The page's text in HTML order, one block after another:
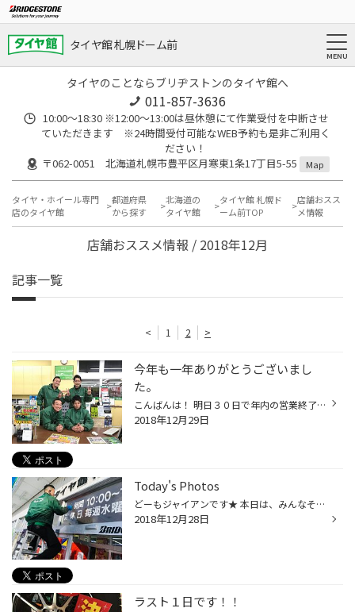
タイヤ館 札幌ドーム前
タイヤのことならブリヂストンのタイヤ館へ
011-857-3636
10:00～18:30 ※12:00～13:00は昼休憩にて作業受付を中断させ
ていただきます ※24時間受付可能なWEB予約も是非ご利用く
ださい！
〒062-0051 北海道札幌市豊平区月寒東1条17丁目5-55
Map
タイヤ・ホイール専門
店のタイヤ館
都道府県
から探す
北海道の
タイヤ館
タイヤ館 札幌ド
ーム前TOP
店舗おスス
メ情報
店舗おススメ情報 / 2018年12月
記事一覧
< 1 2 >
今年も一年ありがとうございまし
た。
こんばんは！ 明日３０日で年内の営業終了いたします。 今年も変わらぬご愛顧、ありがとうございました。 スタッフ一同心より感謝いたします。<m(__)m> お正月お出かけ前のタイヤ無料点検いたしますので ぜひお申し付けください。 明日の作業受付は２時までです。 早めのご来店お待ちしております。...
2018年12月29日
Today's Photos
どーもジャイアンです★ 本日は、みんなそれぞれ いろんなことしてました ゆうほうさんは 2019年営業時間変更に伴い 店頭ガラスのカッティングシートを 一生懸命はがしてました ※2019年より営業時間が変更になります 変更前：OPEN 10：00 ～ CLOSE 19：00 変更後：OPEN 10：00 ～ CLOSE 18：30 店長...
2018年12月28日
ラスト１日です！！